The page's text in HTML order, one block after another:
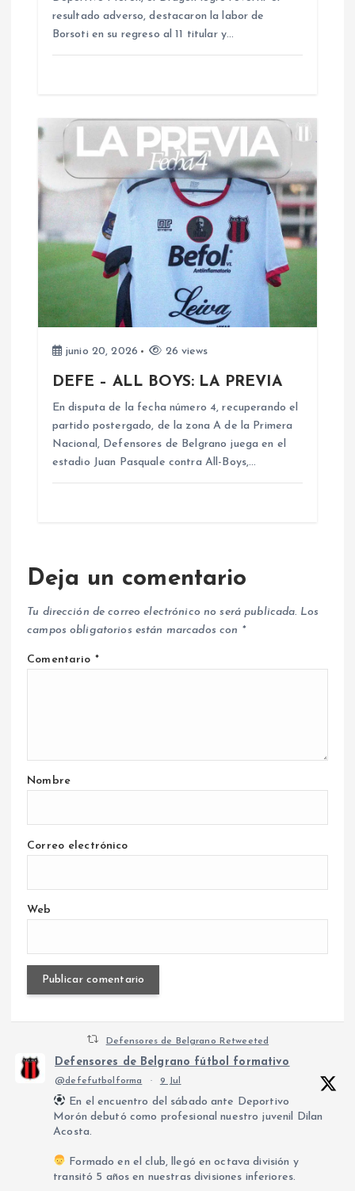
r
d
a
s
resultado adverso, destacaron la labor de
Borsoti en su regreso al 11 titular y…
junio 20, 2026 26 views
DEFE – ALL BOYS: LA PREVIA
En disputa de la fecha número 4, recuperando el
partido postergado, de la zona A de la Primera
Nacional, Defensores de Belgrano juega en el
estadio Juan Pasquale contra All-Boys,…
Deja un comentario
Tu dirección de correo electrónico no será publicada. Los
campos obligatorios están marcados con *
Comentario *
Nombre
Correo electrónico
Web
Defensores de Belgrano Retweeted
Defensores de Belgrano fútbol formativo
@defefutbolforma · 9 Jul
En el encuentro del sábado ante Deportivo
Morón debutó como profesional nuestro juvenil Dilan
Acosta.
Formado en el club, llegó en octava división y
transitó 5 años en nuestras divisiones inferiores.